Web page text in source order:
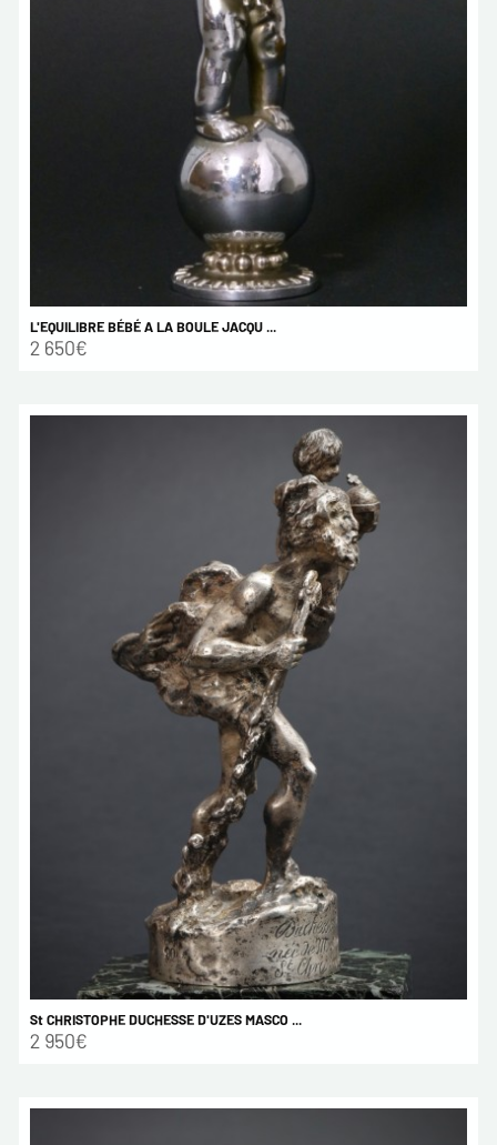
L'EQUILIBRE BÉBÉ A LA BOULE JACQU ...
2 650€
St CHRISTOPHE DUCHESSE D'UZES MASCO ...
2 950€